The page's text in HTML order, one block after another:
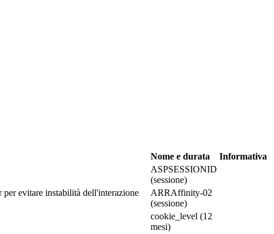
Nome e durata
Informativa
ASPSESSIONID
(sessione)
per evitare instabilità dell'interazione
ARRAffinity-02
(sessione)
cookie_level (12
mesi)